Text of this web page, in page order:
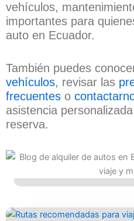
vehículos,
importantes para
auto en Ecuador.
También puedes
vehículos, revisar las
frecuentes o
asistencia
reserva.